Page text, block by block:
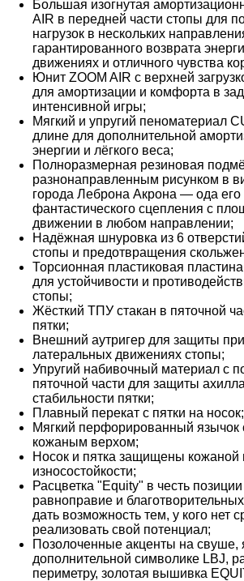
Большая изогнутая
AIR в передней части стопы для
нагрузок в нескольких
гарантированного возврата
движениях и отличного чувства
Юнит ZOOM AIR с верхней
для амортизации и комфорта в
интенсивной игры;
Мягкий и упругий пеноматериал
длине для дополнительной
энергии и лёгкого веса;
Полноразмерная резиновая
разнонаправленным рисунком в
города Леброна Акрона — ода его
фантастического сцепления с
движении в любом направлении;
Надёжная шнуровка из 6
стопы и предотвращения
Торсионная пластиковая
для устойчивости и
стопы;
Жёсткий ТПУ стакан в пяточной
пятки;
Внешний аутригер для защиты
латеральных движениях стопы;
Упругий набивочный материал с
пяточной части для защиты
стабильности пятки;
Плавный перекат с пятки на носок;
Мягкий перфорированный язычок
кожаным верхом;
Носок и пятка защищены кожаной
износостойкости;
Расцветка "Equity" в честь
равноправие и
дать возможность тем, у кого нет
реализовать свой потенциал;
Позолоченные акценты на свуше,
дополнительной символике LBJ,
периметру, золотая вышивка